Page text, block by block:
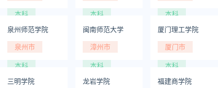
本科 本科
本科
泉州师范学院
泉州市
本科
闽南师范大学
漳州市
本科
厦门理工学院
厦门市
本科
三明学院
龙岩学院 福建商学院